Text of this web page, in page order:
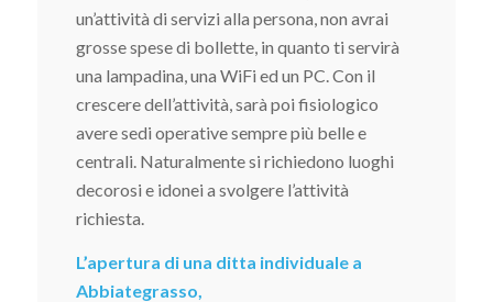
un’attività di servizi alla persona, non avrai
grosse spese di bollette, in quanto ti servirà
una lampadina, una WiFi ed un PC. Con il
crescere dell’attività, sarà poi fisiologico
avere sedi operative sempre più belle e
centrali. Naturalmente si richiedono luoghi
decorosi e idonei a svolgere l’attività
richiesta.
L’apertura di una ditta individuale a
Abbiategrasso,